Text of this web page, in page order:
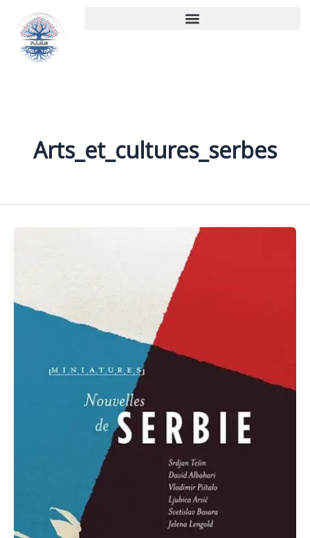
contenu
Arts_et_cultures_serbes